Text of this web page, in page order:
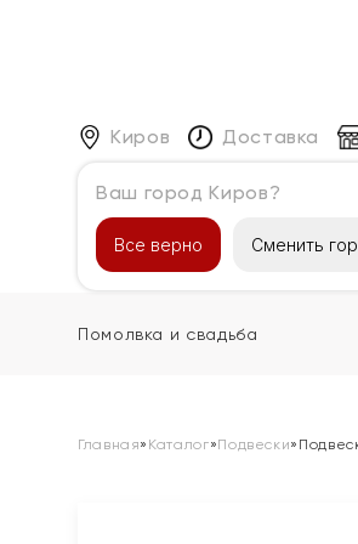
Киров
Ваш город Киров?
Все верно Сменить
Доставка
Каталог
Помолвка и свадьба
Главная» Каталог»Подвески»